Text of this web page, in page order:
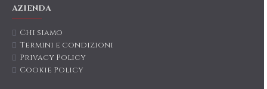
AZIENDA
Chi siamo
Termini e condizioni
Privacy Policy
Cookie Policy